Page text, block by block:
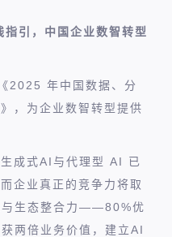
引，中国企业数智转型
2025 年中国数据、分
，为企业数智转型提供
成式AI与代理型 AI 已
企业真正的竞争力将取
与生态整合力——80%优
两倍业务价值，建立AI